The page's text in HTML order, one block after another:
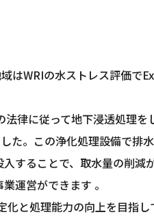
はWRIの水ストレス評価で
律に従って地下浸透処理を
た。この浄化処理設備で排
することで、取水量の削減
運営ができます 。
と処理能力の向上を目指し